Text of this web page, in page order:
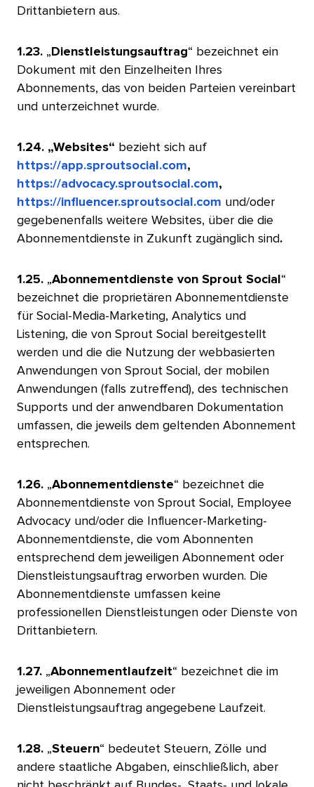
Drittanbietern aus.
1.23. „ Dienstleistungsauftrag“ bezeichnet ein
Dokument mit den Einzelheiten Ihres
Abonnements, das von beiden Parteien vereinbart
und unterzeichnet wurde.
1.24. „Websites“ bezieht sich auf
https://app.sproutsocial.com,
https://advocacy.sproutsocial.com,
https://influencer.sproutsocial.com und/oder
gegebenenfalls weitere Websites, über die die
Abonnementdienste in Zukunft zugänglich sind.​​
1.25. „Abonnementdienste von Sprout Social “
bezeichnet die proprietären Abonnementdienste
für Social-Media-Marketing, Analytics und
Listening, die von Sprout Social bereitgestellt
werden und die die Nutzung der webbasierten
Anwendungen von Sprout Social, der mobilen
Anwendungen (falls zutreffend), des technischen
Supports und der anwendbaren Dokumentation
umfassen, die jeweils dem geltenden Abonnement
entsprechen.​​
1.26. „Abonnementdienste“ bezeichnet die
Abonnementdienste von Sprout Social, Employee
Advocacy und/oder die Influencer-Marketing-
Abonnementdienste, die vom Abonnenten
entsprechend dem jeweiligen Abonnement oder
Dienstleistungsauftrag erworben wurden. Die
Abonnementdienste umfassen keine
professionellen Dienstleistungen oder Dienste von
Drittanbietern.
1.27. „Abonnementlaufzeit“ bezeichnet die im
jeweiligen Abonnement oder
Dienstleistungsauftrag angegebene Laufzeit.
1.28. „Steuern“ bedeutet Steuern, Zölle und
andere staatliche Abgaben, einschließlich, aber